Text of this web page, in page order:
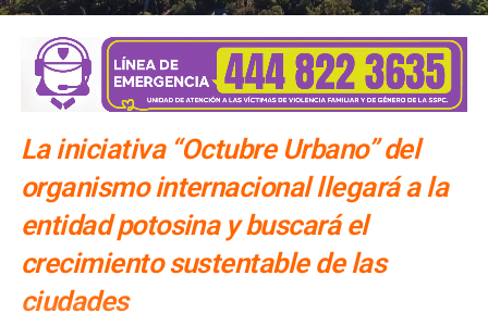
La iniciativa “Octubre Urbano” del
organismo internacional llegará a la
entidad potosina y buscará el
crecimiento sustentable de las
ciudades